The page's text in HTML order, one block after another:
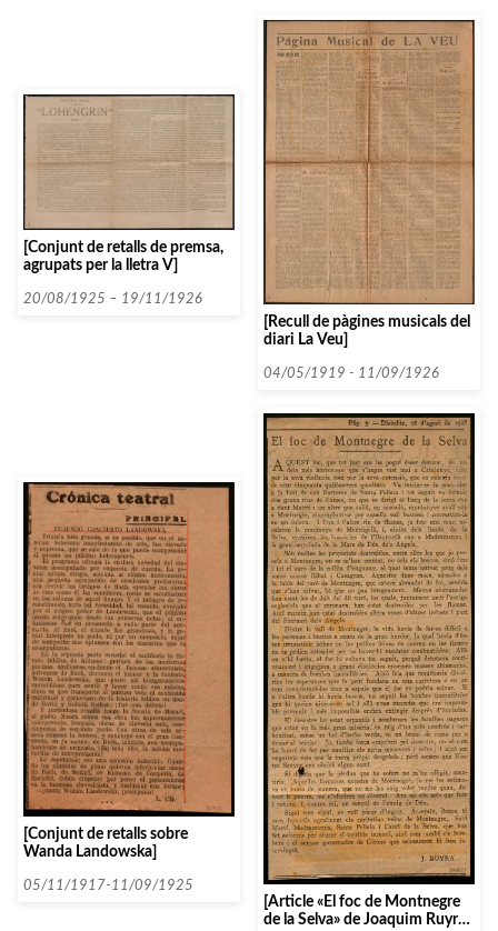
[Conjunt de retalls de premsa,
agrupats per la lletra V]
20/08/1925 – 19/11/1926
[Recull de pàgines musicals del
diari La Veu]
04/05/1919 - 11/09/1926
[Conjunt de retalls sobre
Wanda Landowska]
05/11/1917-11/09/1925
[Article «El foc de Montnegre
de la Selva» de Joaquim Ruyra,